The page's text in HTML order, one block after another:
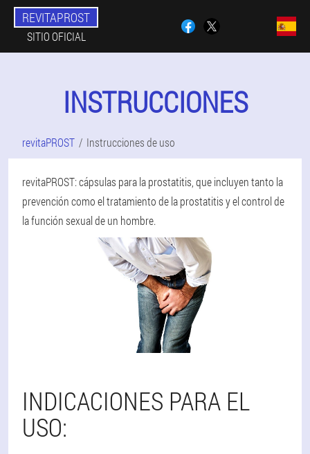
REVITAPROST
SITIO OFICIAL
INSTRUCCIONES
revitaPROST Instrucciones de uso
revitaPROST: cápsulas para la prostatitis, que incluyen tanto la
prevención como el tratamiento de la prostatitis y el control de
la función sexual de un hombre.
INDICACIONES PARA EL
USO: